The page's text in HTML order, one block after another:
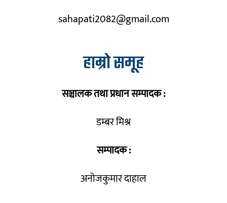
sahapati2082@gmail.com
हाम्रो समूह
सञ्चालक तथा प्रधान सम्पादक :
डम्बर मिश्र
सम्पादक :
अनोजकुमार दाहाल